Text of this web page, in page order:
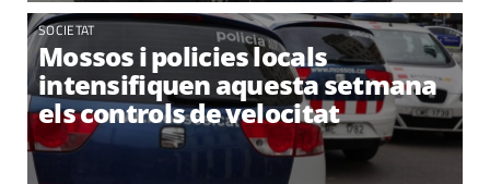
SOCIETAT
Mossos i policies locals
intensifiquen aquesta setmana
els controls de velocitat